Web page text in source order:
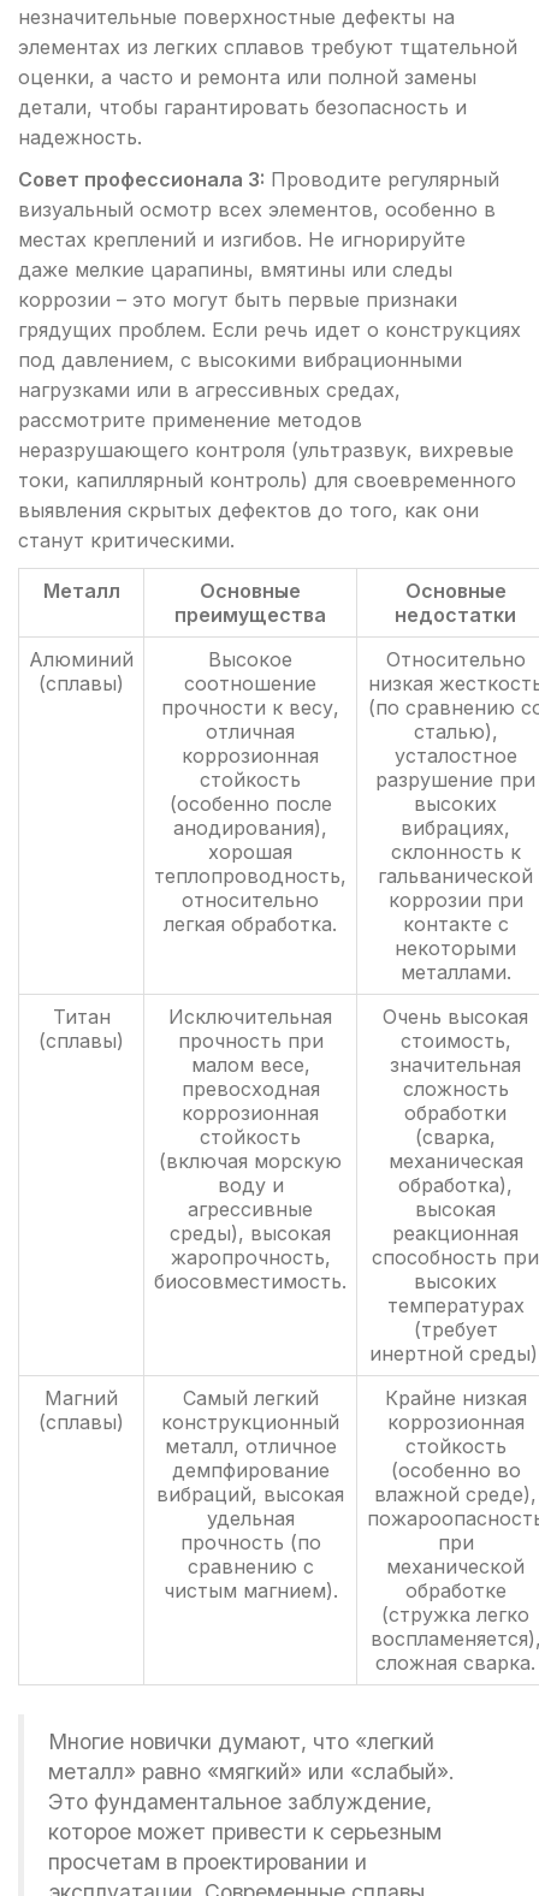
незначительные поверхностные дефекты на
элементах из легких сплавов требуют тщательной
оценки, а часто и ремонта или полной замены
детали, чтобы гарантировать безопасность и
надежность.
Совет профессионала 3: Проводите регулярный
визуальный осмотр всех элементов, особенно в
местах креплений и изгибов. Не игнорируйте
даже мелкие царапины, вмятины или следы
коррозии – это могут быть первые признаки
грядущих проблем. Если речь идет о конструкциях
под давлением, с высокими вибрационными
нагрузками или в агрессивных средах,
рассмотрите применение методов
неразрушающего контроля (ультразвук, вихревые
токи, капиллярный контроль) для своевременного
выявления скрытых дефектов до того, как они
станут критическими.
Металл
Основные
преимущества
Основные
недостатки
Алюминий
(сплавы)
Высокое
соотношение
прочности к весу,
отличная
коррозионная
стойкость
(особенно после
анодирования),
хорошая
теплопроводность,
относительно
легкая обработка.
Относительно
низкая
(по сравнению
сталью),
усталостное
разрушение при
высоких
вибрациях,
склонность к
гальванической
коррозии при
контакте с
некоторыми
металлами.
Титан
(сплавы)
Исключительная
прочность при
малом весе,
превосходная
коррозионная
стойкость
(включая морскую
воду и
агрессивные
среды), высокая
жаропрочность,
биосовместимость.
Очень высокая
стоимость,
значительная
сложность
обработки
(сварка,
механическая
обработка),
высокая
реакционная
способность при
высоких
температурах
(требует
инертной
Магний
(сплавы)
Самый легкий
конструкционный
металл, отличное
демпфирование
вибраций, высокая
удельная
прочность (по
сравнению с
чистым магнием).
Крайне низкая
коррозионная
стойкость
(особенно во
влажной среде),
при
механической
обработке
(стружка легко
сложная сварка.
Многие новички думают, что «легкий
металл» равно «мягкий» или «слабый».
Это фундаментальное заблуждение,
которое может привести к серьезным
просчетам в проектировании и